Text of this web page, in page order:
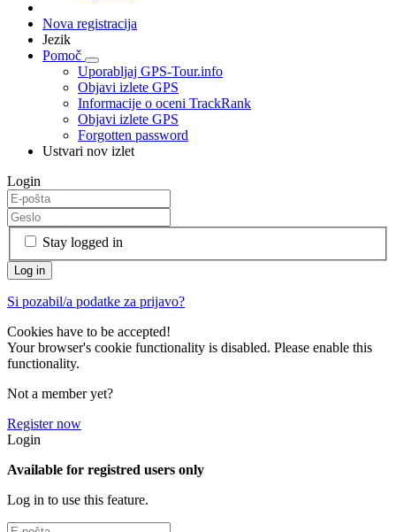
Nova registracija
Jezik
Pomoč
Uporabljaj GPS-Tour.info
Objavi izlete GPS
Informacije o oceni TrackRank
Objavi izlete GPS
Forgotten password
Ustvari nov izlet
Login
Stay logged in
Si pozabil/a podatke za prijavo?
Cookies have to be accepted!
Your browser's cookie functionality is disabled. Please enable this
functionality.
Not a member yet?
Register now
Login
Available for registred users only
Log in to use this feature.